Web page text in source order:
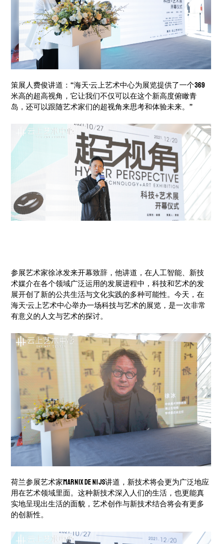
策展人费俊讲道：“海天·云上艺术中心为展览提供了一个369
米高的超高视角，它让我们不仅可以在这个新高度俯瞰青
岛，还可以跟随艺术家们的超视角来思考和体验未来。”
参展艺术家徐冰发来开幕致辞，他讲道，在人工智能、新技
术媒介在各个领域广泛运用的发展进程中，科技和艺术的发
展开创了新的公共生活与文化实践的多种可能性。今天，在
海天·云上艺术中心举办一场科技与艺术的展览，是一次非常
有意义的人文与艺术的探讨。
荷兰参展艺术家Marnix de Nijs讲道，新技术将会更为广泛地应
用在艺术领域里面。这种新技术深入人们的生活，也更能真
实地呈现出生活的面貌，艺术创作与新技术结合将会有更多
的创新性。